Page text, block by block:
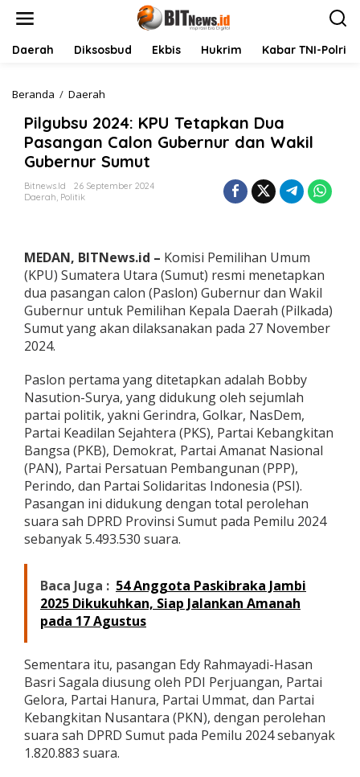
Daerah Diksosbud Ekbis Hukrim Kabar TNI-Polri
Beranda / Daerah
l
g
u
b
s
4
K
P
U
T
p
k
a
n
D
u
a
P
a
s
a
n
n
C
a
l
n
G
u
b
e
r
u
Pilgubsu 2024: KPU Tetapkan Dua
Pasangan Calon Gubernur dan Wakil
Gubernur Sumut
Bitnews.id
26 September 2024
Daerah, Politik
MEDAN, BITNews.id – Komisi Pemilihan Umum
(KPU) Sumatera Utara (Sumut) resmi menetapkan
dua pasangan calon (Paslon) Gubernur dan Wakil
Gubernur untuk Pemilihan Kepala Daerah (Pilkada)
Sumut yang akan dilaksanakan pada 27 November
2024.
Paslon pertama yang ditetapkan adalah Bobby
Nasution-Surya, yang didukung oleh sejumlah
partai politik, yakni Gerindra, Golkar, NasDem,
Partai Keadilan Sejahtera (PKS), Partai Kebangkitan
Bangsa (PKB), Demokrat, Partai Amanat Nasional
(PAN), Partai Persatuan Pembangunan (PPP),
Perindo, dan Partai Solidaritas Indonesia (PSI).
Pasangan ini didukung dengan total perolehan
suara sah DPRD Provinsi Sumut pada Pemilu 2024
sebanyak 5.493.530 suara.
Baca Juga : 54 Anggota Paskibraka Jambi
2025 Dikukuhkan, Siap Jalankan Amanah
pada 17 Agustus
Sementara itu, pasangan Edy Rahmayadi-Hasan
Basri Sagala diusung oleh PDI Perjuangan, Partai
Gelora, Partai Hanura, Partai Ummat, dan Partai
Kebangkitan Nusantara (PKN), dengan perolehan
suara sah DPRD Sumut pada Pemilu 2024 sebanyak
1.820.883 suara.